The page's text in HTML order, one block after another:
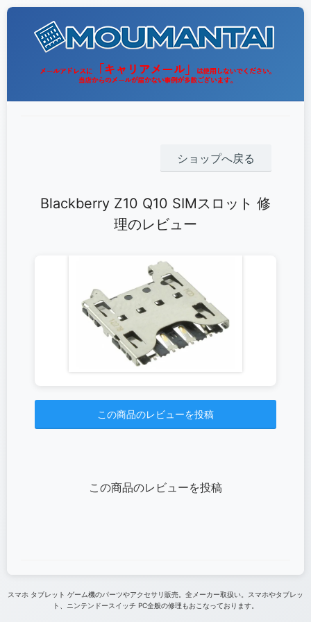
ショップへ戻る
Blackberry Z10 Q10 SIMスロット 修
理のレビュー
この商品のレビューを投稿
この商品のレビューを投稿
スマホ タブレット ゲーム機のパーツやアクセサリ販売。全メーカー取扱い。スマホやタブレッ
ト、ニンテンドースイッチ PC全般の修理もおこなっております。